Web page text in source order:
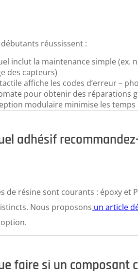
réussissent :
inclut la maintenance simple
des capteurs)
tactile affiche les codes d’erreur –
pour obtenir des réparations
modulaire minimise les temps
adhésif
de résine sont courants : époxy et
Nous proposons un article
faire si un composant